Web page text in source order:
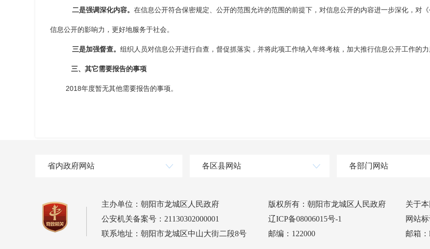
二是强调深化内容。 在信息公开符合保密规定、公开的范围允许的范围的前提下，对信息公开的内容进一步深化，对
信息公开的影响力，更好地服务于社会。
三是加强督查。 组织人员对信息公开进行自查，督促抓落实，并将此项工作纳入年终考核，加大推行信息公开工作的力
三、其它需要报告的事项
2018年度暂无其他需要报告的事项。
省内政府网站 各区县网站 各部门网站
主办单位：朝阳市龙城区人民政府
公安机关备案号：21130302000001
联系地址：朝阳市龙城区中山大街二段8号
版权所有：朝阳市龙城区人民政府
辽ICP备08006015号-1
邮编：122000
关于本
网站标
邮箱：